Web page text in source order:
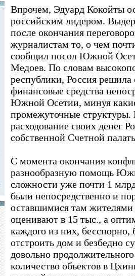
Впрочем, Эдуард Кокойты
российским лидером.
после окончания
журналистам то, о чем
сообщил посол Южной
Медоев. По словам
республики, Россия решила
финансовые средства
Южной Осетии, минуя
промежуточные структуры.
расходование своих денег
собственной Счетной
С момента окончания
разнообразную помощь
сложности уже почти 1
были непосредственно и
оставшимися там жителями
оценивают в 15 тыс., а
каждого из них,
отстроить дом и безбедно
довольно
количество объектов в